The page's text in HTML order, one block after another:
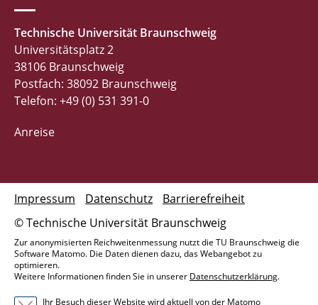
Technische Universität Braunschweig
Universitätsplatz 2
38106 Braunschweig
Postfach: 38092 Braunschweig
Telefon: +49 (0) 531 391-0
Anreise
© Technische Universität Braunschweig
Impressum Datenschutz Barrierefreiheit
Zur anonymisierten Reichweitenmessung nutzt die TU Braunschweig die
Software Matomo. Die Daten dienen dazu, das Webangebot zu
optimieren.
Weitere Informationen finden Sie in unserer Datenschutzerklärung.
Ihr Besuch dieser Website wird aktuell von der Matomo